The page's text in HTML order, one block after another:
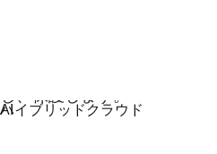
し、保護します。